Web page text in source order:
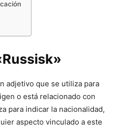
adjetivo que se utiliza para
o está relacionado con
para indicar la nacionalidad,
aspecto vinculado a este